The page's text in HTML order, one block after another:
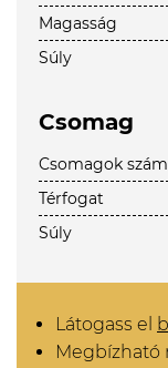
Magasság
Súly
Csomag
Csomagok
Térfogat
Súly
Látogass el
Megbízható